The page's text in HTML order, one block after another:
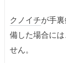
クノイチが手
備した場合に
せん。